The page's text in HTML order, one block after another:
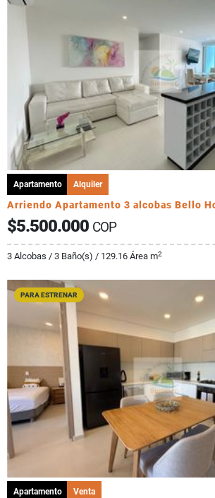
Apartamento Alquiler
Arriendo Apartamento 3 alcobas Bello
$5.500.000 COP
3 Alcobas / 3 Baño(s) / 129.16 Área m2
PARA ESTRENAR
Apartamento Venta